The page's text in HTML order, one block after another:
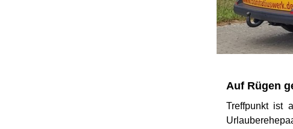
Auf Rügen
Treffpunkt ist